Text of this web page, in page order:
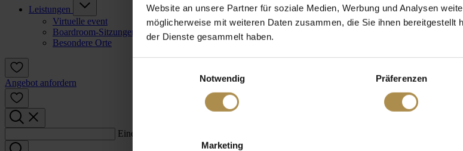
Website an unsere Partner für soziale Medien, Werbung und Analysen
möglicherweise mit weiteren Daten zusammen, die Sie ihnen bereitgestellt
der Dienste gesammelt haben.
Notwendig
Präferenzen
Marketing
Leistungen
Virtuelle event
Boardroom-Sitzungen
Besondere Orte
Angebot anfordern
Einen Suchbegriff eingeben: